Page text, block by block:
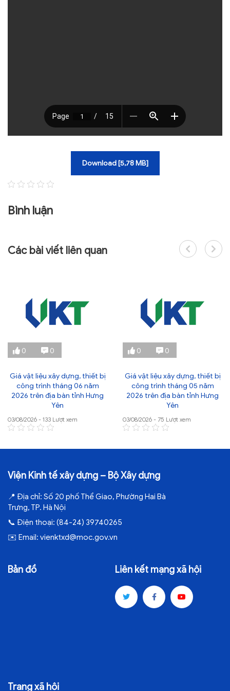
Download [5,78 MB]
Bình luận
Các bài viết liên quan
0 0
Giá vật liệu xây dựng, thiết bị
công trình tháng 06 năm
2026 trên địa bàn tỉnh Hưng
Yên
03/08/2026 - 133 Lượt xem
0 0
Giá vật liệu xây dựng, thiết bị
công trình tháng 05 năm
2026 trên địa bàn tỉnh Hưng
Yên
03/08/2026 - 75 Lượt xem
Viện Kinh tế xây dựng – Bộ Xây dựng
📍 Địa chỉ: Số 20 phố Thể Giao, Phường Hai Bà
Trưng, TP. Hà Nội
📞 Điện thoại: (84-24) 39740265
✉️ Email: vienktxd@moc.gov.vn
Bản đồ Liên kết mạng xã hội
Trang xã hội